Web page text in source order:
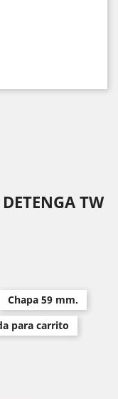
TW
Chapa 59 mm.
para carrito